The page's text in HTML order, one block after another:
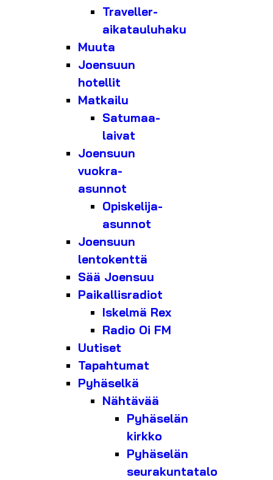
Traveller-
aikatauluhaku
Muuta
Joensuun
hotellit
Matkailu
Satumaa-
laivat
Joensuun
vuokra-
asunnot
Opiskelija-
asunnot
Joensuun
lentokenttä
Sää Joensuu
Paikallisradiot
Iskelmä Rex
Radio Oi FM
Uutiset
Tapahtumat
Pyhäselkä
Nähtävää
Pyhäselän
kirkko
Pyhäselän
seurakuntatalo